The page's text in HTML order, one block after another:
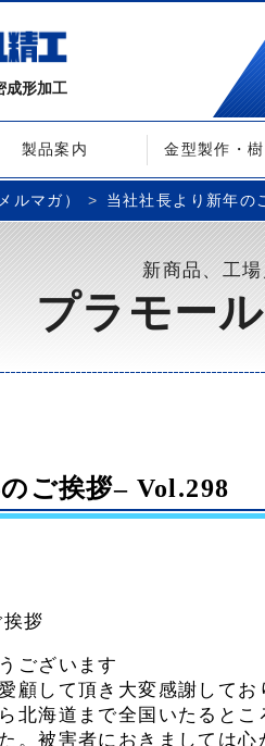
成形加工
製品案内 金型製作・
ルマガ） 当社社長より新年
新商品、工
プラモー
ご挨拶– Vol.298
拶
ございます
顧して頂き大変感謝してお
北海道まで全国いたると
。被害者におきましては